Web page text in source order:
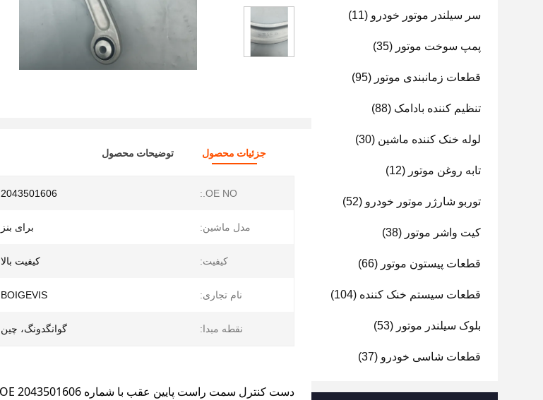
سر سیلندر موتور خودرو (11)
پمپ سوخت موتور (35)
قطعات زمانبندی موتور (95)
تنظیم کننده بادامک (88)
لوله خنک کننده ماشین (30)
تابه روغن موتور (12)
توربو شارژر موتور خودرو (52)
کیت واشر موتور (38)
قطعات پیستون موتور (66)
قطعات سیستم خنک کننده (104)
بلوک سیلندر موتور (53)
قطعات شاسی خودرو (37)
جزئیات محصول توضیحات محصول
OE NO.:
2043501606
مدل ماشین: برای بنز
کیفیت: کیفیت بالا
نام تجاری: BOIGEVIS
نقطه مبدا: گوانگدونگ، چین